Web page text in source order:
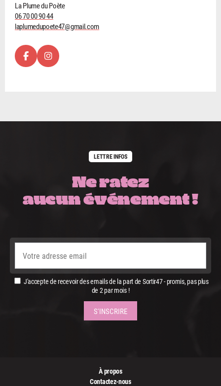
La Plume du Poète
06 70 00 90 44
laplumedupoete47@gmail.com
LETTRE INFOS
Ne ratez
aucun événement !
J'accepte de recevoir des emails de la part de Sortir47 - promis, pas plus
de 2 par mois !
À propos
Contactez-nous